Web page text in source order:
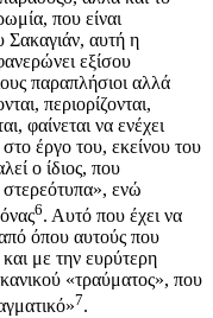
που είναι
Σακαγιάν, αυτή η
εξίσου
παραπλήσιοι αλλά
περιορίζονται,
φαίνεται να ενέχει
έργο του, εκείνου του
ο ίδιος, που
στερεότυπα», ενώ
6. Αυτό που έχει να
όπου αυτούς που
με την ευρύτερη
«τραύματος», που
7.